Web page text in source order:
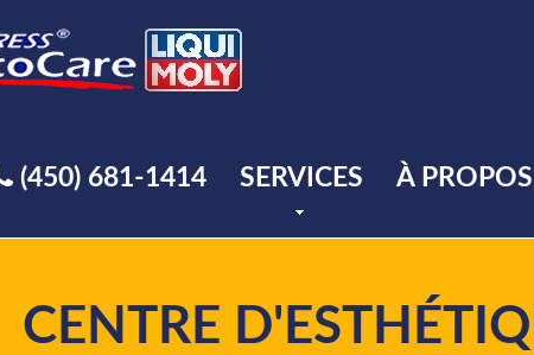
(450) 681-1414 SERVICES À PROPOS
CENTRE